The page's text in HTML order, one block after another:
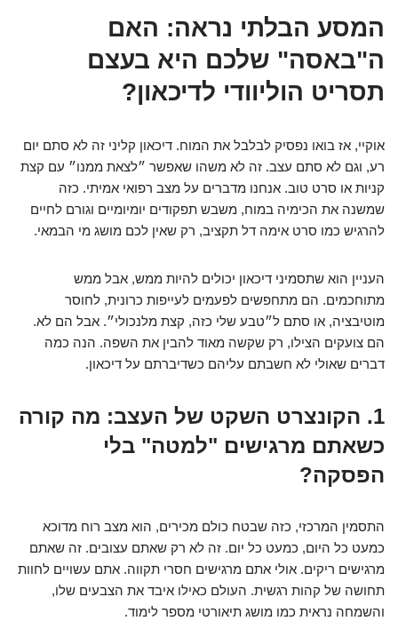
המסע הבלתי נראה: האם
ה"באסה" שלכם היא בעצם
תסריט הוליוודי לדיכאון?
אוקיי, אז בואו נפסיק לבלבל את המוח. דיכאון קליני זה לא סתם יום
רע, וגם לא סתם עצב. זה לא משהו שאפשר ״לצאת ממנו״ עם קצת
קניות או סרט טוב. אנחנו מדברים על מצב רפואי אמיתי. כזה
שמשנה את הכימיה במוח, משבש תפקודים יומיומיים וגורם לחיים
להרגיש כמו סרט אימה דל תקציב, רק שאין לכם מושג מי הבמאי.
העניין הוא שתסמיני דיכאון יכולים להיות ממש, אבל ממש
מתוחכמים. הם מתחפשים לפעמים לעייפות כרונית, לחוסר
מוטיבציה, או סתם ל״טבע שלי כזה, קצת מלנכולי״. אבל הם לא.
הם צועקים הצילו, רק שקשה מאוד להבין את השפה. הנה כמה
דברים שאולי לא חשבתם עליהם כשדיברתם על דיכאון.
1. הקונצרט השקט של העצב: מה קורה
כשאתם מרגישים "למטה" בלי
הפסקה?
התסמין המרכזי, כזה שבטח כולם מכירים, הוא מצב רוח מדוכא
כמעט כל היום, כמעט כל יום. זה לא רק שאתם עצובים. זה שאתם
מרגישים ריקים. אולי אתם מרגישים חסרי תקווה. אתם עשויים לחוות
תחושה של קהות רגשית. העולם כאילו איבד את הצבעים שלו,
והשמחה נראית כמו מושג תיאורטי מספר לימוד.